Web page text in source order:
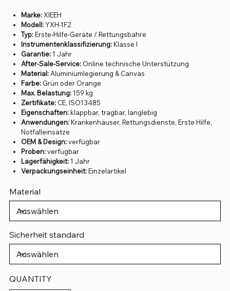
Marke: XIEEH
Modell:YXH-1F2
Typ:Erste-Hilfe-Geräte / Rettungsbahre
Instrumentenklassifizierung:Klasse I
Garantie:1 Jahr
After-Sale-Service: Online technische Unterstützung
Material: Aluminiumlegierung & Canvas
Farbe: Grün oder Orange
Max. Belastung:159 kg
Zertifikate: CE, ISO13485
Eigenschaften:klappbar, tragbar, langlebig
Anwendungen:Krankenhäuser, Rettungsdienste, Erste Hilfe,
Notfalleinsätze
OEM & Design:verfügbar
Proben:verfügbar
Lagerfähigkeit:1 Jahr
Verpackungseinheit:Einzelartikel
Material
Sicherheit standard
QUANTITY